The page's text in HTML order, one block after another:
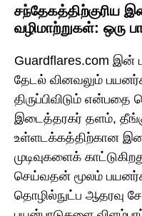
வழிமாற்றுகள்: ஒரு
Guardflares.com இன்
தேடல் வினவலும்
திருப்பிவிடும் என்பதை
இடைத்தரகர் தளம்,
உள்ளடக்கத்திற்கான
முடிவுகளைக்
செய்வதன் மூலம்
தொழில்நுட்ப ஆதரவு